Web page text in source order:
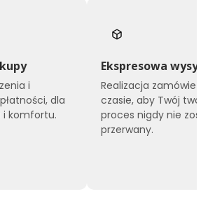
i
dla
i komfortu.
Ekspresowa
Realizacja zamówień
czasie, aby Twój
proces nigdy nie
przerwany.